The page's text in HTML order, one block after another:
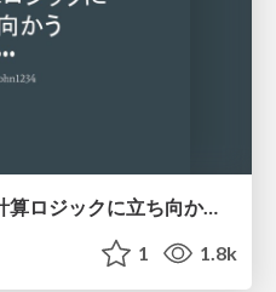
人類には早すぎる、謎の計算ロジックに立ち向かう / Strugle with the most complicated logic ever
1 1.8k